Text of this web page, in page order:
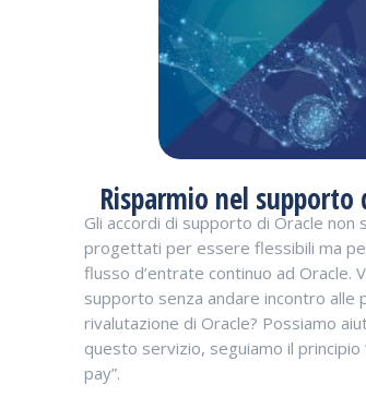
Risparmio nel supporto
Gli accordi di supporto di Oracle non
progettati per essere flessibili ma
flusso d’entrate continuo ad Oracle.
supporto senza andare incontro alle
rivalutazione di Oracle? Possiamo
questo servizio, seguiamo il principio
pay”.